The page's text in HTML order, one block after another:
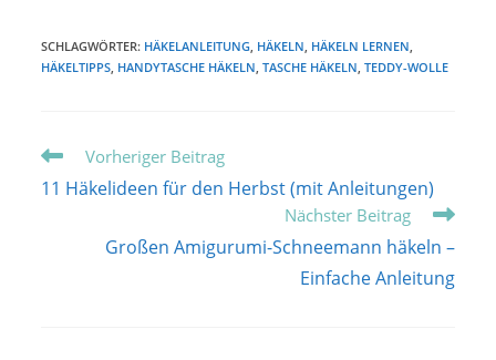
SCHLAGWÖRTER: HÄKELANLEITUNG, HÄKELN, HÄKELN LERNEN,
HÄKELTIPPS, HANDYTASCHE HÄKELN, TASCHE HÄKELN, TEDDY-WOLLE
Weitere
ansehen
Vorheriger Beitrag
11 Häkelideen für den Herbst (mit Anleitungen)
Nächster Beitrag
Großen Amigurumi-Schneemann häkeln –
Einfache Anleitung